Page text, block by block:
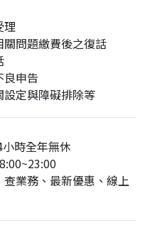
理
關問題繳費後之復話
良申告
設定與障礙排除等
時全年無休
業務、最新優惠、線上